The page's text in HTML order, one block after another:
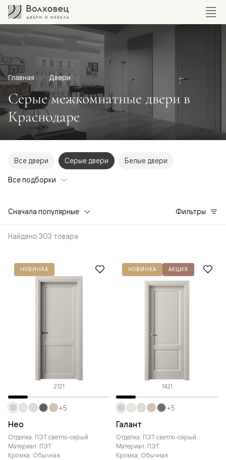
Главная Двери
Серые межкомнатные двери в
Краснодаре
Все двери Серые двери Белые двери
Все подборки
Сначала популярные Фильтры
Найдено 303 товара
НОВИНКА
2121
Нео
Отделка: ПЭТ светло-серый
Материал: ПЭТ
Кромка: Обычная
+5
НОВИНКА АКЦИЯ
1421
Галант
Отделка: ПЭТ светло-серый
Материал: ПЭТ
Кромка: Обычная
+5